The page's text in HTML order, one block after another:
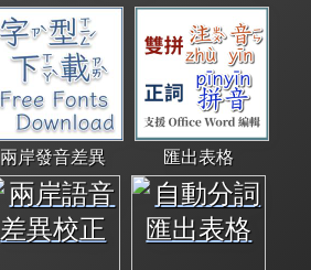
兩岸發音差異 匯出表格